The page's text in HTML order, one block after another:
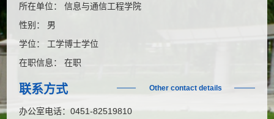
所在单位： 信息与通信工程学院
性别： 男
学位： 工学博士学位
在职信息： 在职
联系方式 Other contact details
办公室电话：0451-82519810